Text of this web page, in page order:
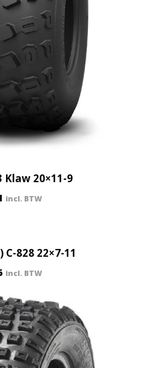
Klaw 20×11-9
incl. BTW
C-828 22×7-11
incl. BTW